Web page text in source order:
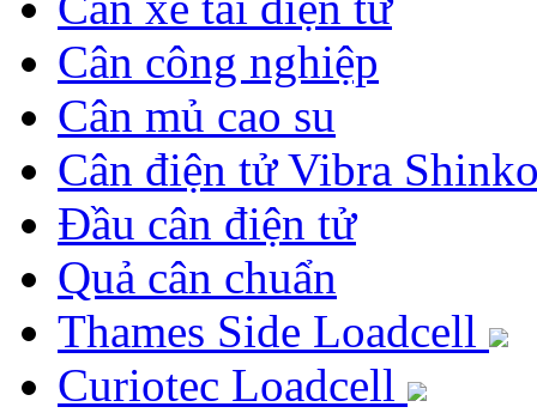
Cân công nghiệp
Cân mủ cao su
Cân điện tử Vibra
Đầu cân điện tử
Quả cân chuẩn
Thames Side Loadcell
Curiotec Loadcell